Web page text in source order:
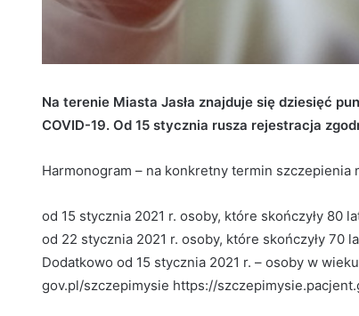
Na terenie Miasta Jasła znajduje się dziesięć
COVID-19. Od 15 stycznia rusza rejestracja
Harmonogram – na konkretny termin szczepienia
od 15 stycznia 2021 r. osoby, które skończyły 80
od 22 stycznia 2021 r. osoby, które skończyły 70
Dodatkowo od 15 stycznia 2021 r. – osoby w
gov.pl/szczepimysie https://